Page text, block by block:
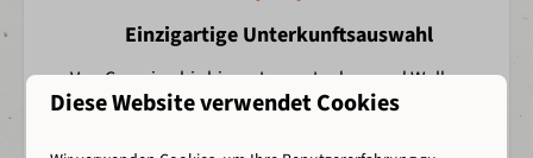
Einzigartige Unterkunftsauswahl
Von Camping bis hin zu Luxus-Lodges und Wellness-
Unterkünften.
Diese Website verwendet Cookies